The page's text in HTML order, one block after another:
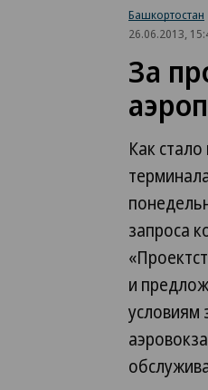
Башкортостан
26.06.2013,
За
Как
запроса
и
условиям